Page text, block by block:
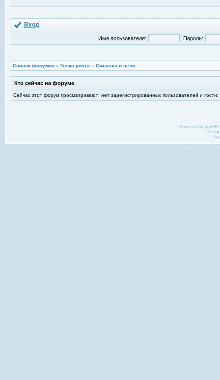
Вход
Имя пользователя: Пароль:
Список форумов » Точка роста » Смыслы и цели
Кто сейчас на форуме
Сейчас этот форум просматривают: нет зарегистрированных пользователей и гости:
Powered by phpBB